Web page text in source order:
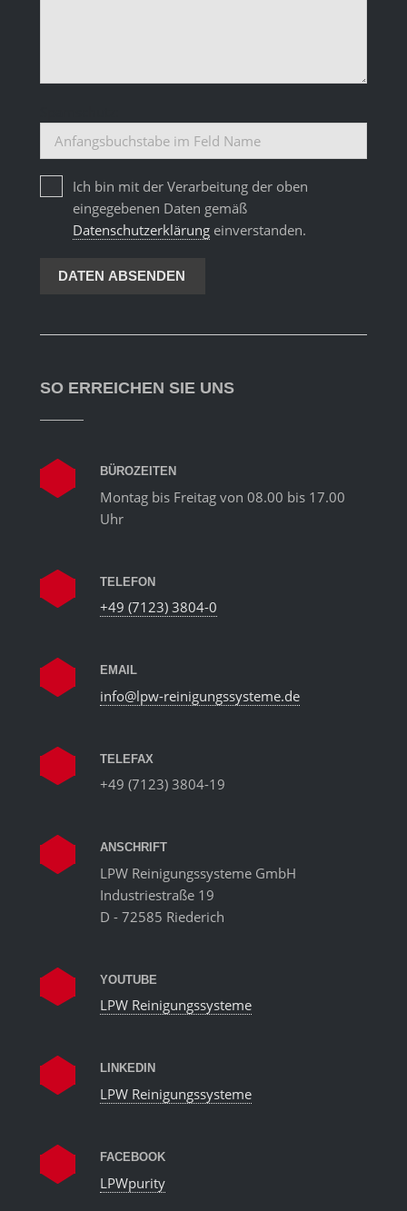
Ich bin mit der Verarbeitung der oben
eingegebenen Daten gemäß
Datenschutzerklärungeinverstanden.
DATEN ABSENDEN
SO ERREICHEN SIE UNS
BÜROZEITEN
Montag bis Freitag von 08.00 bis 17.00
Uhr
TELEFON
+49 (7123) 3804-0
EMAIL
info@lpw-reinigungssysteme.de
TELEFAX
+49 (7123) 3804-19
ANSCHRIFT
LPW Reinigungssysteme GmbH
Industriestraße 19
D - 72585 Riederich
YOUTUBE
LPW Reinigungssysteme
LINKEDIN
LPW Reinigungssysteme
FACEBOOK
LPWpurity